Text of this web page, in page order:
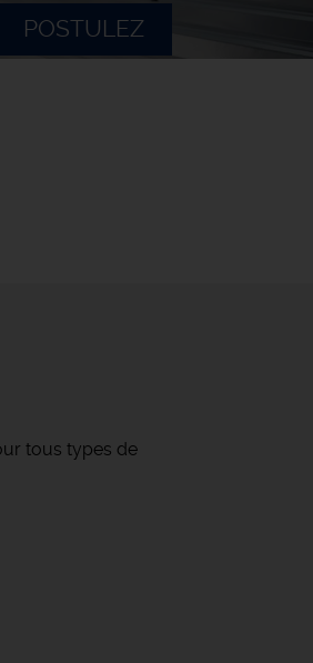
POSTULEZ
tous types de